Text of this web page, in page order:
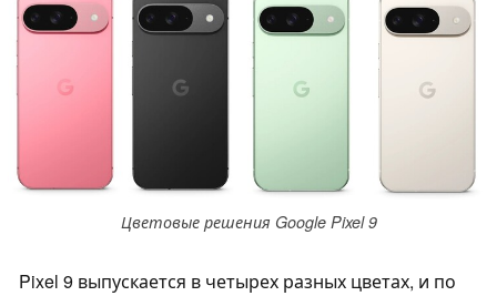
Цветовые решения Google Pixel 9
Pixel 9 выпускается в четырех разных цветах, и по